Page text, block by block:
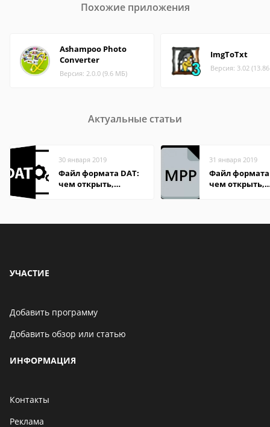
Похожие приложения
Ashampoo Photo
Converter
Версия: 2.0.0 (9.6 МБ)
ImgToTxt
Версия: 3.02
Актуальные статьи
30 января 2019
Файл формата DAT:
чем открыть,
31 января 2019
Файл
чем открыть,
УЧАСТИЕ
Добавить программу
Добавить обзор или статью
ИНФОРМАЦИЯ
Контакты
Реклама